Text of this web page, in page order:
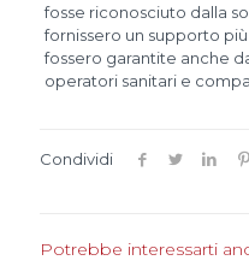
fosse riconosciuto dalla
fornissero un supporto
fossero garantite anche
operatori sanitari e
Condividi
Potrebbe interessarti